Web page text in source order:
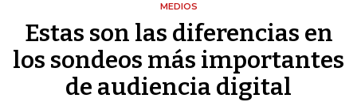
MEDIOS
Estas son las diferencias en
los sondeos más importantes
de audiencia digital